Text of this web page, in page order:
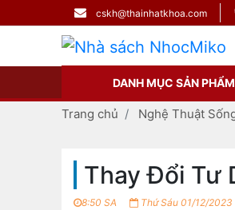
cskh@thainhatkhoa.com
DANH MỤC SẢN PHẨM
Trang chủ Nghệ Thuật
Thay Đổi Tư
8:50 SA Thứ Sáu 01/12/2023